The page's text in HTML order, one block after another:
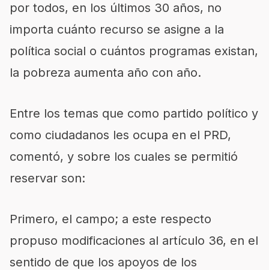
por todos, en los últimos 30 años, no
importa cuánto recurso se asigne a la
política social o cuántos programas existan,
la pobreza aumenta año con año.
Entre los temas que como partido político y
como ciudadanos les ocupa en el PRD,
comentó, y sobre los cuales se permitió
reservar son:
Primero, el campo; a este respecto
propuso modificaciones al artículo 36, en el
sentido de que los apoyos de los